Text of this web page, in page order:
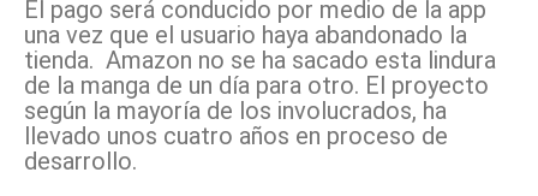
El pago será conducido por medio de la app
una vez que el usuario haya abandonado la
tienda. Amazon no se ha sacado esta lindura
de la manga de un día para otro. El proyecto
según la mayoría de los involucrados, ha
llevado unos cuatro años en proceso de
desarrollo.